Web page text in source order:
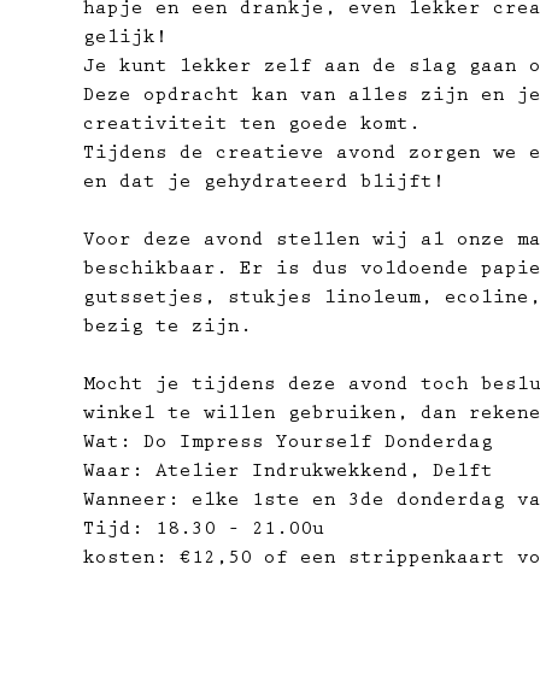
hapje en een drankje, even lekker
gelijk!
Je kunt lekker zelf aan de slag gaan
Deze opdracht kan van alles zijn
creativiteit ten goede komt.
Tijdens de creatieve avond zorgen
en dat je gehydrateerd blijft!
Voor deze avond stellen wij al onze
beschikbaar. Er is dus voldoende
gutssetjes, stukjes linoleum,
bezig te zijn.
Mocht je tijdens deze avond toch
winkel te willen gebruiken, dan
Wat: Do Impress Yourself Donderdag
Waar: Atelier Indrukwekkend, Delft
Wanneer: elke 1ste en 3de donderdag
Tijd: 18.30 – 21.00u
kosten: €12,50 of een strippenkaart